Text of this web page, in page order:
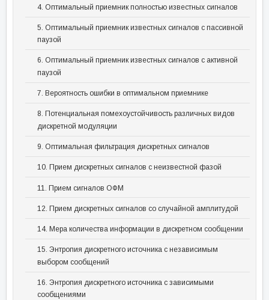
4. Оптимальный приемник полностью известных сигналов
5. Оптимальный приемник известных сигналов с пассивной
паузой
6. Оптимальный приемник известных сигналов с активной
паузой
7. Вероятность ошибки в оптимальном приемнике
8. Потенциальная помехоустойчивость различных видов
дискретной модуляции
9. Оптимальная фильтрация дискретных сигналов
10. Прием дискретных сигналов с неизвестной фазой
11. Прием сигналов ОФМ
12. Прием дискретных сигналов со случайной амплитудой
14. Мера количества информации в дискретном сообщении
15. Энтропия дискретного источника с независимым
выбором сообщений
16. Энтропия дискретного источника с зависимыми
сообщениями